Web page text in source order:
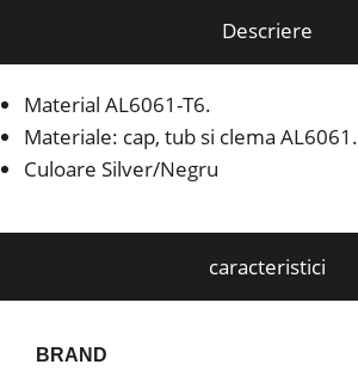
Descriere
Material AL6061-T6.
Materiale: cap, tub si clema AL6061.
Culoare Silver/Negru
caracteristici
BRAND